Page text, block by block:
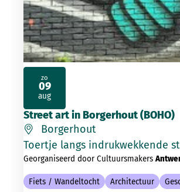
Street art in Borgerhout (BOHO)
Borgerhout
Toertje langs indrukwekkende
Georganiseerd door Cultuursmakers
Fiets / Wandeltocht Architectuur
zo
09
aug
2026